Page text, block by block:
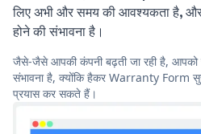
लिए अभी और समय की आवश्यकता है,
होने की संभावना है।
जैसे-जैसे आपकी कंपनी बढ़ती जा रही है, आपको
संभावना है, क्योंकि हैकर Warranty Form
प्रयास कर सकते हैं।